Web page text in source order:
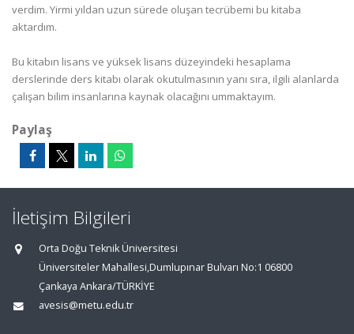
verdim. Yirmi yıldan uzun sürede oluşan tecrübemi bu kitaba
aktardım.
Bu kitabın lisans ve yüksek lisans düzeyindeki hesaplama
derslerinde ders kitabı olarak okutulmasının yanı sıra, ilgili alanlarda
çalışan bilim insanlarına kaynak olacağını ummaktayım.
Paylaş
İletişim Bilgileri
Orta Doğu Teknik Üniversitesi
Üniversiteler Mahallesi,Dumlupınar Bulvarı No:1 06800
Çankaya Ankara/TÜRKİYE
avesis@metu.edu.tr